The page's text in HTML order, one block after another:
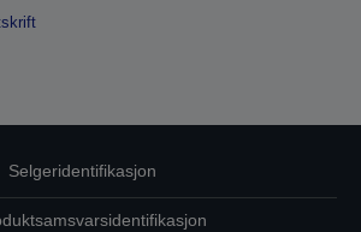
Selgeridentifikasjon